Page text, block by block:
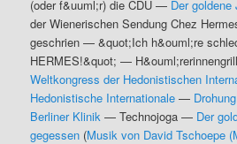
(oder f&uuml;r) die CDU — Der goldene
der Wienerischen Sendung Chez
geschrien —&quot;Ich h&ouml;re
HERMES!&quot; —
Weltkongress der Hedonistischen
Hedonistische Internationale —
Berliner Klinik —Technojoga — Der
gegessen (Musik von David Tschoepe